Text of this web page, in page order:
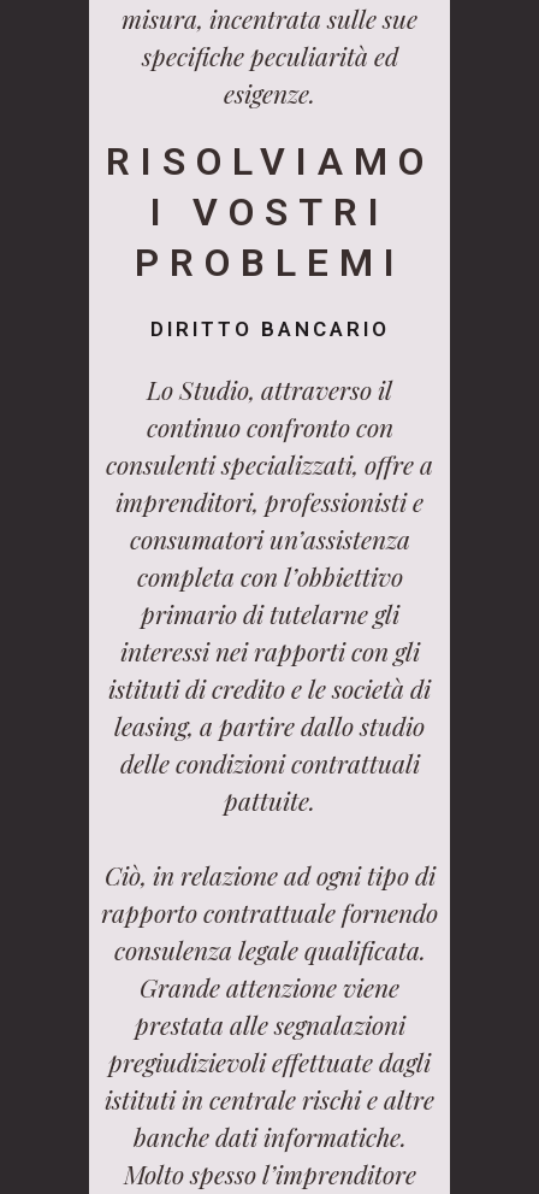
misura, incentrata sulle sue
specifiche peculiarità ed
esigenze.
RISOLVIAMO
I VOSTRI
PROBLEMI
DIRITTO BANCARIO
Lo Studio, attraverso il
continuo confronto con
consulenti specializzati, offre a
imprenditori, professionisti e
consumatori un’assistenza
completa con l’obbiettivo
primario di tutelarne gli
interessi nei rapporti con gli
istituti di credito e le società di
leasing, a partire dallo studio
delle condizioni contrattuali
pattuite.
Ciò, in relazione ad ogni tipo di
rapporto contrattuale fornendo
consulenza legale qualificata.
Grande attenzione viene
prestata alle segnalazioni
pregiudizievoli effettuate dagli
istituti in centrale rischi e altre
banche dati informatiche.
Molto spesso l’imprenditore